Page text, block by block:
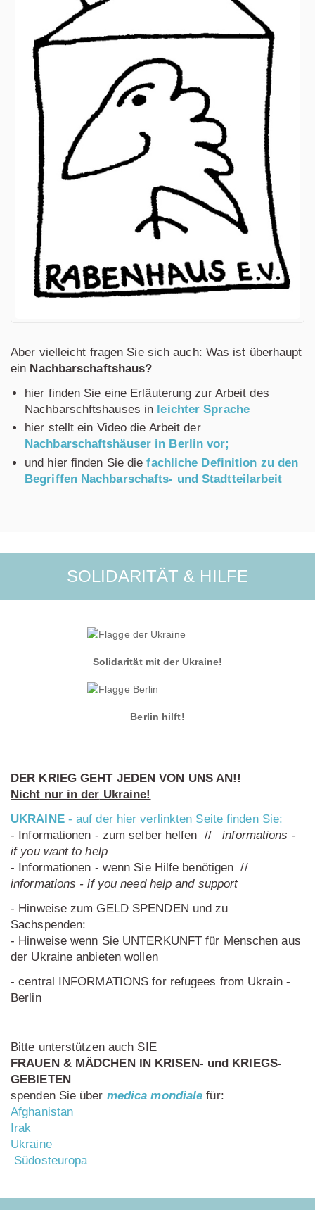
Aber vielleicht fragen Sie sich auch: Was ist überhaupt
ein Nachbarschaftshaus?
hier finden Sie eine Erläuterung zur Arbeit des
Nachbarschftshauses in leichter Sprache
hier stellt ein Video die Arbeit der
Nachbarschaftshäuser in Berlin vor;
und hier finden Sie die fachliche Definition zu den
Begriffen Nachbarschafts- und Stadtteilarbeit
SOLIDARITÄT & HILFE
Solidarität mit der Ukraine!
Berlin hilft!
DER KRIEG GEHT JEDEN VON UNS AN!!
Nicht nur in der Ukraine!
UKRAINE- auf der hier verlinkten Seite finden Sie:
- Informationen - zum selber helfen //
informations -
if you want to help
- Informationen - wenn Sie Hilfe benötigen //
informations - if you need help and support
- Hinweise zum GELD SPENDEN und zu
Sachspenden:
- Hinweise wenn Sie UNTERKUNFT für Menschen aus
der Ukraine anbieten wollen
- central INFORMATIONS for refugees from Ukrain -
Berlin
Bitte unterstützen auch SIE
FRAUEN & MÄDCHEN IN KRISEN- und KRIEGS-
GEBIETEN
spenden Sie über medica mondialefür:
Afghanistan
Irak
Ukraine
Südosteuropa